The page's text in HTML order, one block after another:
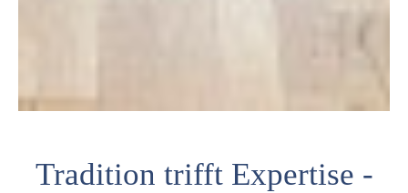
Tradition trifft Expertise -